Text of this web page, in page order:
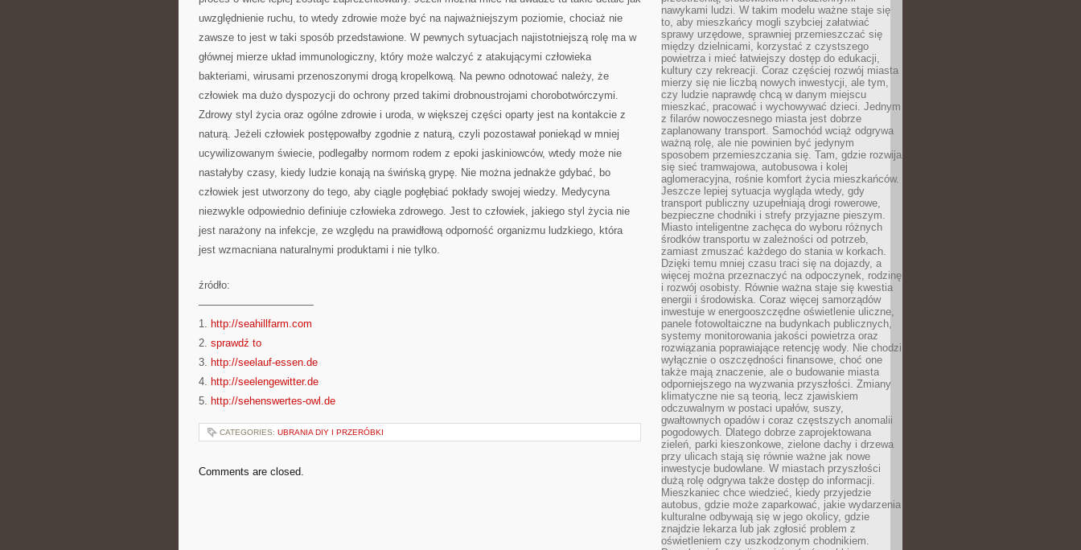
uwzględnienie ruchu, to wtedy zdrowie może być na najważniejszym poziomie, chociaż nie
zawsze to jest w taki sposób przedstawione. W pewnych sytuacjach najistotniejszą rolę ma w
głównej mierze układ immunologiczny, który może walczyć z atakującymi człowieka
bakteriami, wirusami przenoszonymi drogą kropelkową. Na pewno odnotować należy, że
człowiek ma dużo dyspozycji do ochrony przed takimi drobnoustrojami chorobotwórczymi.
Zdrowy styl życia oraz ogólne zdrowie i uroda, w większej części oparty jest na kontakcie z
naturą. Jeżeli człowiek postępowałby zgodnie z naturą, czyli pozostawał poniekąd w mniej
ucywilizowanym świecie, podlegałby normom rodem z epoki jaskiniowców, wtedy może nie
nastałyby czasy, kiedy ludzie konają na świńską grypę. Nie można jednakże gdybać, bo
człowiek jest utworzony do tego, aby ciągle pogłębiać pokłady swojej wiedzy. Medycyna
niezwykle odpowiednio definiuje człowieka zdrowego. Jest to człowiek, jakiego styl życia nie
jest narażony na infekcje, ze względu na prawidłową odporność organizmu ludzkiego, która
jest wzmacniana naturalnymi produktami i nie tylko.
źródło:
———————————
1. http://seahillfarm.com
2. sprawdź to
3. http://seelauf-essen.de
4. http://seelengewitter.de
5. http://sehenswertes-owl.de
CATEGORIES: UBRANIA DIY I PRZERÓBKI
Comments are closed.
nawykami ludzi. W takim modelu ważne staje się
to, aby mieszkańcy mogli szybciej załatwiać
sprawy urzędowe, sprawniej przemieszczać się
między dzielnicami, korzystać z czystszego
powietrza i mieć łatwiejszy dostęp do edukacji,
kultury czy rekreacji. Coraz częściej rozwój miasta
mierzy się nie liczbą nowych inwestycji, ale tym,
czy ludzie naprawdę chcą w danym miejscu
mieszkać, pracować i wychowywać dzieci. Jednym
z filarów nowoczesnego miasta jest dobrze
zaplanowany transport. Samochód wciąż odgrywa
ważną rolę, ale nie powinien być jedynym
sposobem przemieszczania się. Tam, gdzie rozwija
się sieć tramwajowa, autobusowa i kolej
aglomeracyjna, rośnie komfort życia mieszkańców.
Jeszcze lepiej sytuacja wygląda wtedy, gdy
transport publiczny uzupełniają drogi rowerowe,
bezpieczne chodniki i strefy przyjazne pieszym.
Miasto inteligentne zachęca do wyboru różnych
środków transportu w zależności od potrzeb,
zamiast zmuszać każdego do stania w korkach.
Dzięki temu mniej czasu traci się na dojazdy, a
więcej można przeznaczyć na odpoczynek, rodzinę
i rozwój osobisty. Równie ważna staje się kwestia
energii i środowiska. Coraz więcej samorządów
inwestuje w energooszczędne oświetlenie uliczne,
panele fotowoltaiczne na budynkach publicznych,
systemy monitorowania jakości powietrza oraz
rozwiązania poprawiające retencję wody. Nie chodzi
wyłącznie o oszczędności finansowe, choć one
także mają znaczenie, ale o budowanie miasta
odporniejszego na wyzwania przyszłości. Zmiany
klimatyczne nie są teorią, lecz zjawiskiem
odczuwalnym w postaci upałów, suszy,
gwałtownych opadów i coraz częstszych anomalii
pogodowych. Dlatego dobrze zaprojektowana
zieleń, parki kieszonkowe, zielone dachy i drzewa
przy ulicach stają się równie ważne jak nowe
inwestycje budowlane. W miastach przyszłości
dużą rolę odgrywa także dostęp do informacji.
Mieszkaniec chce wiedzieć, kiedy przyjedzie
autobus, gdzie może zaparkować, jakie wydarzenia
kulturalne odbywają się w jego okolicy, gdzie
znajdzie lekarza lub jak zgłosić problem z
oświetleniem czy uszkodzonym chodnikiem.